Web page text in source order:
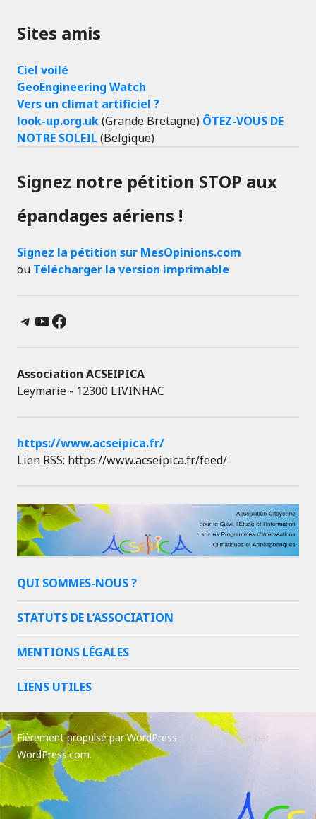
Sites amis
Ciel voilé
GeoEngineering Watch
Vers un climat artificiel ?
look-up.org.uk(Grande Bretagne) ÔTEZ-VOUS DE
NOTRE SOLEIL (Belgique)
Signez notre pétition STOP aux
épandages aériens !
Signez la pétition sur MesOpinions.com
ou Télécharger la version imprimable
Telegram
YouTube
Facebook
Association ACSEIPICA
Leymarie - 12300 LIVINHAC
https://www.acseipica.fr/
Lien RSS: https://www.acseipica.fr/feed/
QUI SOMMES-NOUS ?
STATUTS DE L’ASSOCIATION
MENTIONS LÉGALES
LIENS UTILES
Fièrement propulsé par WordPress
Thème Goran par
WordPress.com.